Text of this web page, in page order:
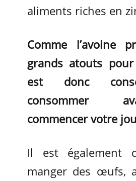
aliments riches en
Comme l’avoine
grands atouts
est donc
consommer
commencer votre
Il est également
manger des œufs,